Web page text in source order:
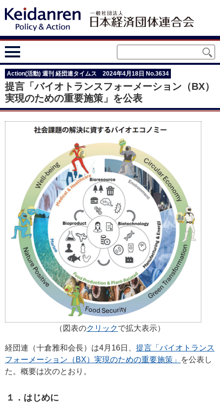
Action(活動) 週刊 経団連タイムス 2024年4月18日 No.3634
提言「バイオトランスフォーメーション（BX）
実現のための重要施策」を公表
（図表のクリックで拡大表示）
経団連（十倉雅和会長）は4月16日、 提言「バイオトランス
フォーメーション（BX）実現のための重要施策」
を公表し
た。概要は次のとおり。
１．はじめに